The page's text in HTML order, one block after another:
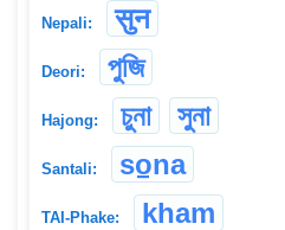
Nepali: सुन
Deori: পুজি
Hajong: চুনা সুনা
Santali: so̠na
TAI-Phake: kham